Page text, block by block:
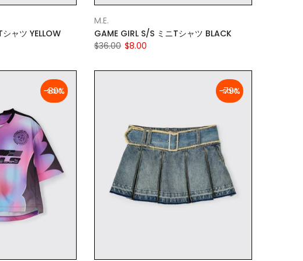
ャツ YELLOW
M.E.
GAME GIRL S/S ミニTシャツ BLACK
$36.00 $8.00
-80% -79%